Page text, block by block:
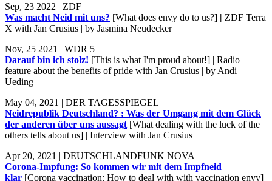
Sep, 23 2022 | ZDF
Was macht Neid mit uns? [What does envy do to us?] | ZDF Terra
X with Jan Crusius | by Jasmina Neudecker
Nov, 25 2021 | WDR 5
Darauf bin ich stolz! [This is what I'm proud about!] | Radio
feature about the benefits of pride with Jan Crusius | by Andi
Ueding
May 04, 2021 | DER TAGESSPIEGEL
Neidrepublik Deutschland? : Was der Umgang mit dem Glück
der anderen über uns aussagt [What dealing with the luck of the
others tells about us] | Interview with Jan Crusius
Apr 20, 2021 | DEUTSCHLANDFUNK NOVA
Corona-Impfung: So kommen wir mit dem Impfneid
klar [Corona vaccination: How to deal with with vaccination envy]